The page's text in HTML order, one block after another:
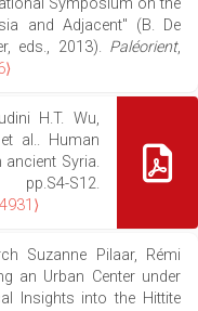
and Adjacent" (B. De
eds., 2013). Paléorient,
H.T. Wu,
al.. Human
Syria.
S12.
Suzanne Pilaar, Rémi
an Urban Center under
Insights into the Hittite